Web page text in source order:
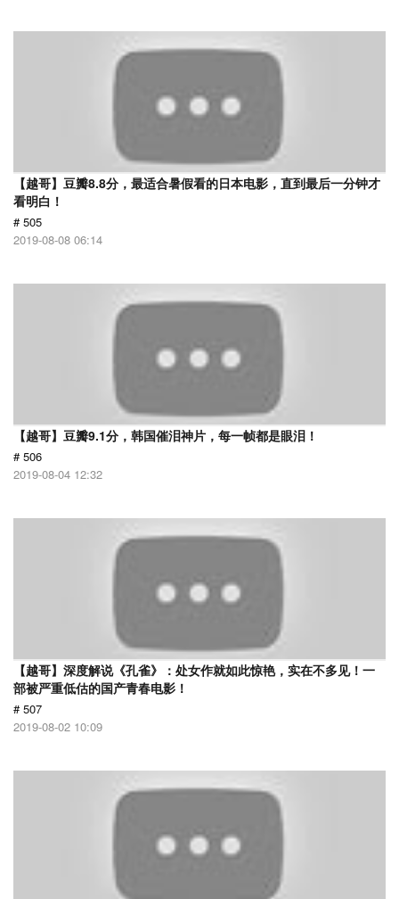
【越哥】豆瓣8.8分，最适合暑假看的日本电影，直到最后一分钟才
看明白！
# 505
2019-08-08 06:14
【越哥】豆瓣9.1分，韩国催泪神片，每一帧都是眼泪！
# 506
2019-08-04 12:32
【越哥】深度解说《孔雀》：处女作就如此惊艳，实在不多见！一
部被严重低估的国产青春电影！
# 507
2019-08-02 10:09